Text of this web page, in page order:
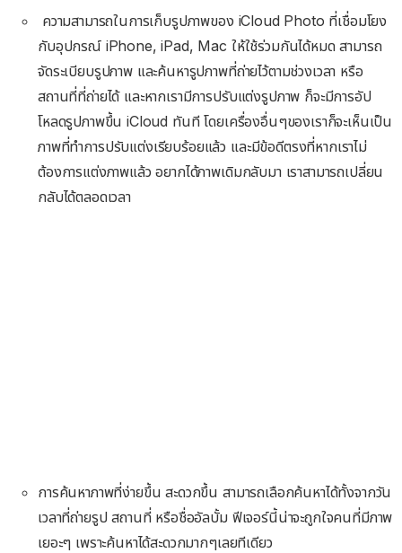
ความสามารถในการเก็บรูปภาพของ iCloud Photo ที่เชื่อมโยง
กับอุปกรณ์ iPhone, iPad, Mac ให้ใช้ร่วมกันได้หมด สามารถ
จัดระเบียบรูปภาพ และค้นหารูปภาพที่ถ่ายไว้ตามช่วงเวลา หรือ
สถานที่ที่ถ่ายได้ และหากเรามีการปรับแต่งรูปภาพ ก็จะมีการอัป
โหลดรูปภาพขึ้น iCloud ทันที โดยเครื่องอื่นๆของเราก็จะเห็นเป็น
ภาพที่ทำการปรับแต่งเรียบร้อยแล้ว และมีข้อดีตรงที่หากเราไม่
ต้องการแต่งภาพแล้ว อยากได้ภาพเดิมกลับมา เราสามารถเปลี่ยน
กลับได้ตลอดเวลา
การค้นหาภาพที่ง่ายขึ้น สะดวกขึ้น สามารถเลือกค้นหาได้ทั้งจากวัน
เวลาที่ถ่ายรูป สถานที่ หรือชื่ออัลบั้ม ฟีเจอร์นี้น่าจะถูกใจคนที่มีภาพ
เยอะๆ เพราะค้นหาได้สะดวกมากๆเลยทีเดียว